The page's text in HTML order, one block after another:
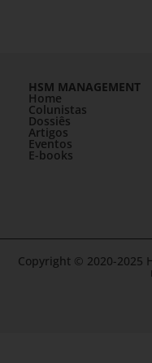
HSM MANAGEMENT
Home
Colunistas
Dossiês
Artigos
Eventos
E-books
Copyright © 2020-2025